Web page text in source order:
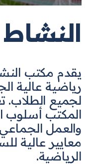
النشاط
يقدم مكتب
رياضية عالية
لجميع الطلاب.
المكتب أسلوب
والعمل الجماعي
معايير عالية
الرياضية.